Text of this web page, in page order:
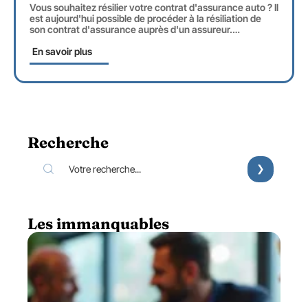
Vous souhaitez résilier votre contrat d'assurance auto ? Il
est aujourd'hui possible de procéder à la résiliation de
son contrat d'assurance auprès d'un assureur.…
En savoir plus
Recherche
Les immanquables